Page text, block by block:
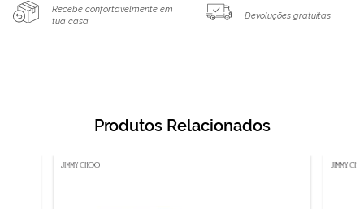
Recebe confortavelmente em
tua casa
Devoluções gratuitas
Produtos Relacionados